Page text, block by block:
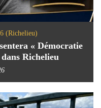
(Richelieu)
« Démocratie
Richelieu